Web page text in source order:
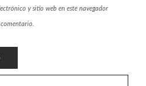
y sitio web en este navegador